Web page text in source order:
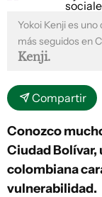
Yokoi Kenji es
más seguidos en
Kenji.
Compartir
Conozco
Ciudad Bolívar,
colombiana
vulnerabilidad.